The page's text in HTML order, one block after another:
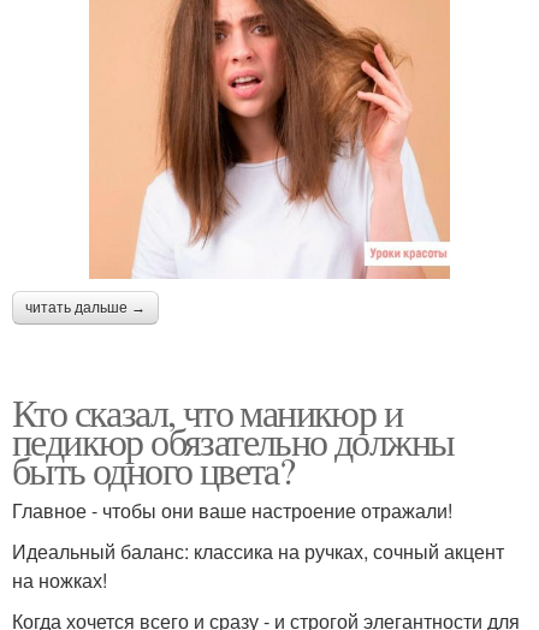
читать дальше →
Кто сказал, что маникюр и
педикюр обязательно должны
быть одного цвета?
Главное - чтобы они ваше настроение отражали!
Идеальный баланс: классика на ручках, сочный акцент
на ножках!
Когда хочется всего и сразу - и строгой элегантности для